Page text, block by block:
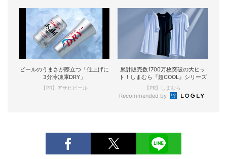
ビールのうまさが際立つ「仕上げに
3分冷凍庫DRY」
【PR】アサヒビール
累計販売数1700万枚突破の大ヒッ
ト！しまむら『超COOL』シリーズ
【PR】しまむら
Recommended by